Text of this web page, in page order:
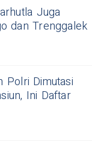
Juga
dan Trenggalek
Polri Dimutasi
Ini Daftar